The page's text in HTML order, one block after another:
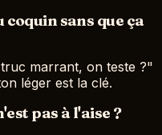
sans que ça
marrant, on teste ?"
léger est la clé.
pas à l'aise ?